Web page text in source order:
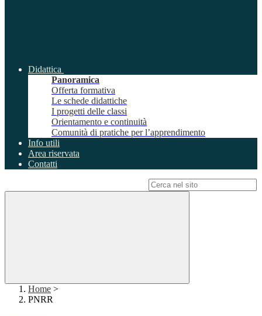
Didattica
Panoramica
Offerta formativa
Le schede didattiche
I progetti delle classi
Orientamento e continuità
Comunità di pratiche per l’apprendimento
Info utili
Area riservata
Contatti
Home >
PNRR